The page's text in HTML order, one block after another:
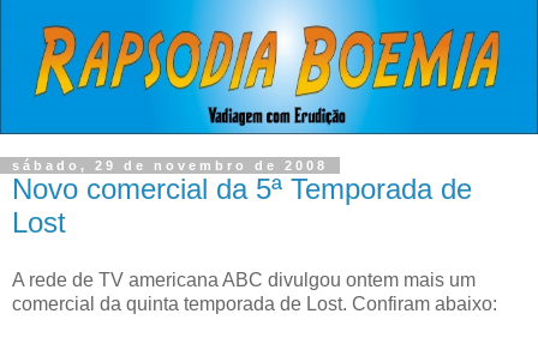
sábado, 29 de novembro de 2008
Novo comercial da 5ª Temporada de
Lost
A rede de TV americana ABC divulgou ontem mais um
comercial da quinta temporada de Lost. Confiram abaixo: